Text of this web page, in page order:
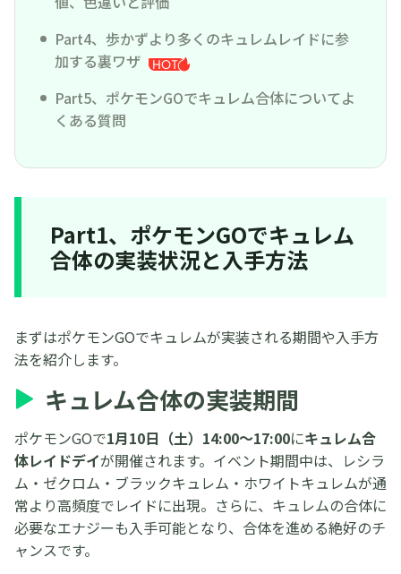
Part4、歩かずより多くのキュレムレイドに参
加する裏ワザ
Part5、ポケモンGOでキュレム合体についてよ
くある質問
Part1、ポケモンGOでキュレム
合体の実装状況と入手方法
まずはポケモンGOでキュレムが実装される期間や入手方
法を紹介します。
キュレム合体の実装期間
ポケモンGOで1月10日（土）14:00〜17:00にキュレム合
体レイドデイが開催されます。イベント期間中は、レシラ
ム・ゼクロム・ブラックキュレム・ホワイトキュレムが通
常より高頻度でレイドに出現。さらに、キュレムの合体に
必要なエナジーも入手可能となり、合体を進める絶好のチ
ャンスです。